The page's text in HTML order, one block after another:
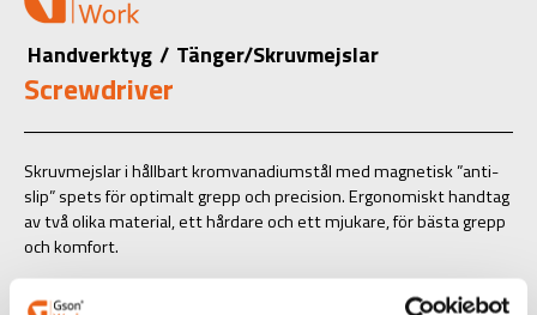
Handverktyg / Tänger/Skruvmejslar
Screwdriver
Skruvmejslar i hållbart kromvanadiumstål med magnetisk ”anti-
slip” spets för optimalt grepp och precision. Ergonomiskt handtag
av två olika material, ett hårdare och ett mjukare, för bästa grepp
och komfort.
Art.nr.: 561075-563815